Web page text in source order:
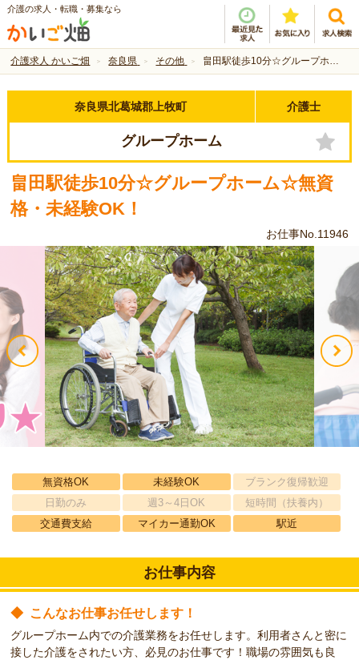
介護の求人・転職・募集なら
介護求人 かいご畑 奈良県 その他 畠田駅徒歩10分☆グループホーム☆無資格・未経験OK！
奈良県北葛城郡上牧町 介護士
グループホーム
畠田駅徒歩10分☆グループホーム☆無資
格・未経験OK！
お仕事No.11946
無資格OK 未経験OK
ブランク復帰歓迎
日勤のみ
週3～4日OK
短時間（扶養内）
交通費支給
マイカー通勤OK 駅近
お仕事内容
◆ こんなお仕事お任せします！
グループホーム内での介護業務をお任せします。利用者さんと密に
接した介護をされたい方、必見のお仕事です！職場の雰囲気も良